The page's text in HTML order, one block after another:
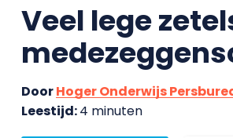
Veel lege
DoorHoger Onderwijs
Leestijd:4 minuten